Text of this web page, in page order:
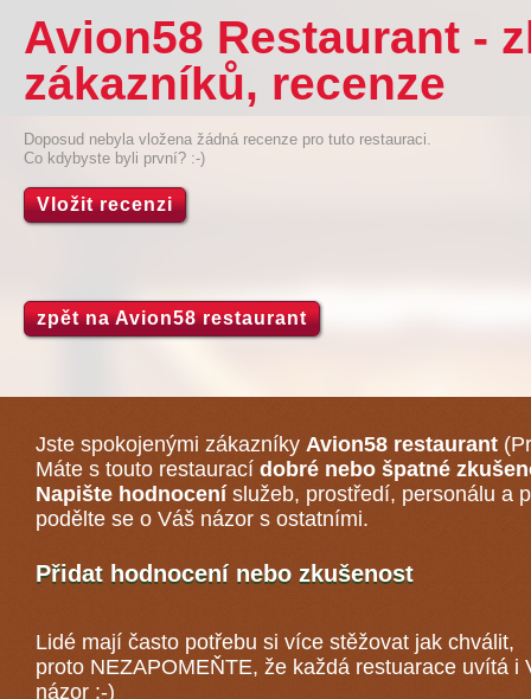
Avion58 Restaurant -
zákazníků, recenze
Doposud nebyla vložena žádná recenze pro tuto restauraci.
Co kdybyste byli první? :-)
Vložit recenzi
zpět na Avion58 restaurant
Jste spokojenými zákazníky Avion58 restaurant
Máte s touto restaurací dobré nebo špatné
Napište hodnocení služeb, prostředí, personálu a
podělte se o Váš názor s ostatními.
Přidat hodnocení nebo zkušenost
Lidé mají často potřebu si více stěžovat jak chválit,
proto NEZAPOMEŇTE, že každá restuarace uvítá i
názor :-)